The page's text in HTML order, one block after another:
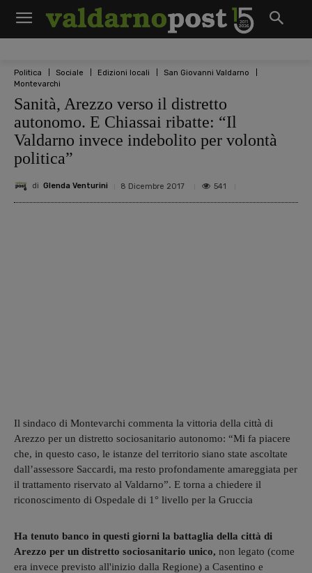
Politica Sociale Edizioni locali
San Giovanni Valdarno
Montevarchi
Sanità, Arezzo verso il distretto
autonomo. E Chiassai ribatte: “Il
Valdarno invece indebolito per volontà
politica”
di Glenda Venturini 8 Dicembre 2017 541
Il sindaco di Montevarchi commenta la vittoria della città di
Arezzo per un distretto sociosanitario autonomo: “Mi fa piacere
che, in questo caso, le istanze del territorio siano state ascoltate
dall’assessore Saccardi, ma resto profondamente amareggiata per
il trattamento riservato al Valdarno”. E torna a chiedere il
riconoscimento di Ospedale di 1° livello per la Gruccia
Ha tenuto banco in questi giorni la battaglia della città di
Arezzo per un distretto sociosanitario unico, non legato (come
era invece previsto all'inizio dalla Regione) a Casentino e